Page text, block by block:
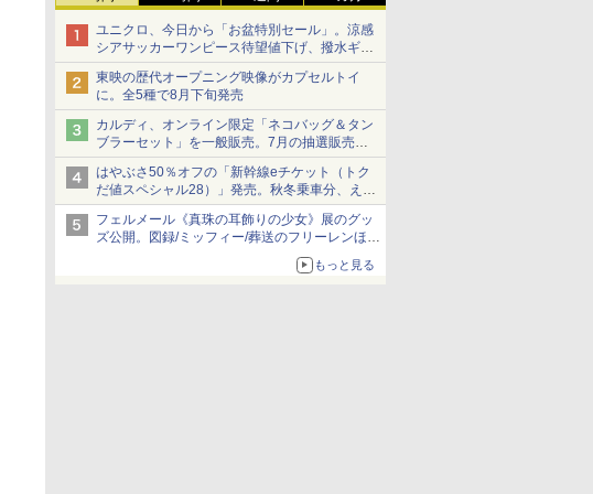
ユニクロ、今日から「お盆特別セール」。涼感
シアサッカーワンピース待望値下げ、撥水ギア
ショーツは1990円に
東映の歴代オープニング映像がカプセルトイ
に。全5種で8月下旬発売
カルディ、オンライン限定「ネコバッグ＆タン
ブラーセット」を一般販売。7月の抽選販売の
当選無効分
はやぶさ50％オフの「新幹線eチケット（トク
だ値スペシャル28）」発売。秋冬乗車分、えき
ねっと限定
フェルメール《真珠の耳飾りの少女》展のグッ
ズ公開。図録/ミッフィー/葬送のフリーレンほ
もっと見る